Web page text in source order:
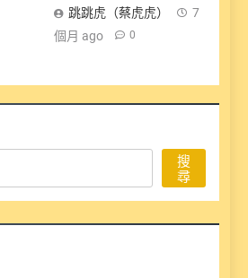
跳跳虎（蔡虎虎）
7
個月 ago
0
搜
尋